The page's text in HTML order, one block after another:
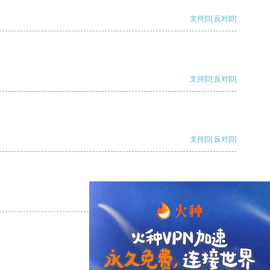
支持[0] 反对[0]
支持[0] 反对[0]
支持[0] 反对[0]
支持 [0] 反对[0]